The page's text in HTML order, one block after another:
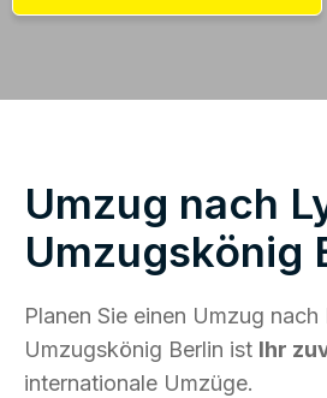
Umzug nach
Umzugskönig
Planen Sie einen Umzug
Umzugskönig Berlin ist Ihr
internationale Umzüge.